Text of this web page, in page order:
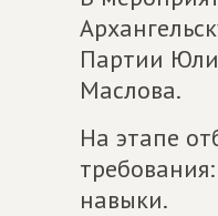
Партии
Маслова.
На этапе
навыки.